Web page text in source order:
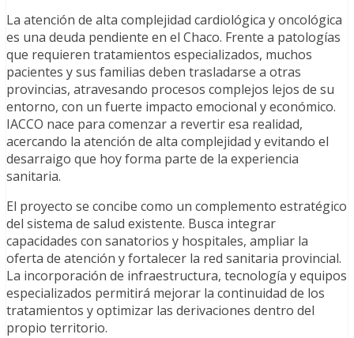
La atención de alta complejidad cardiológica y oncológica
es una deuda pendiente en el Chaco. Frente a patologías
que requieren tratamientos especializados, muchos
pacientes y sus familias deben trasladarse a otras
provincias, atravesando procesos complejos lejos de su
entorno, con un fuerte impacto emocional y económico.
IACCO nace para comenzar a revertir esa realidad,
acercando la atención de alta complejidad y evitando el
desarraigo que hoy forma parte de la experiencia
sanitaria.
El proyecto se concibe como un complemento estratégico
del sistema de salud existente. Busca integrar
capacidades con sanatorios y hospitales, ampliar la
oferta de atención y fortalecer la red sanitaria provincial.
La incorporación de infraestructura, tecnología y equipos
especializados permitirá mejorar la continuidad de los
tratamientos y optimizar las derivaciones dentro del
propio territorio.